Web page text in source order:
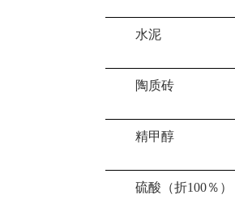
水泥
陶质砖
精甲醇
硫酸（折100％）